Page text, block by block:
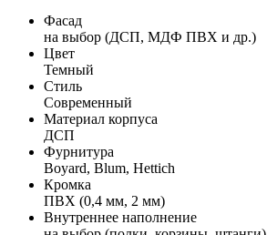
Фасад
на выбор (ДСП, МДФ ПВХ и др.)
Цвет
Темный
Стиль
Современный
Материал корпуса
ДСП
Фурнитура
Boyard, Blum, Hettich
Кромка
ПВХ (0,4 мм, 2 мм)
Внутреннее наполнение